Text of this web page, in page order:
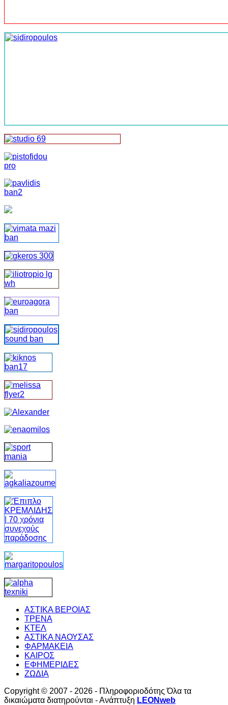
ΑΣΤΙΚΑ ΒΕΡΟΙΑΣ
ΤΡΕΝΑ
ΚΤΕΛ
ΑΣΤΙΚΑ ΝΑΟΥΣΑΣ
ΦΑΡΜΑΚΕΙΑ
ΚΑΙΡΟΣ
ΕΦΗΜΕΡΙΔΕΣ
ΖΩΔΙΑ
Copyright © 2007 - 2026 - Πληροφοριοδότης Όλα τα
δικαιώματα διατηρούνται - Ανάπτυξη LEONweb